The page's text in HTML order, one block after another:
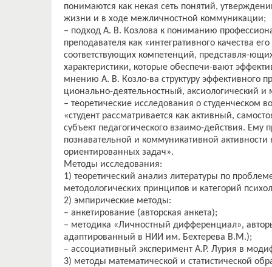
понимаются как некая сеть понятий,
жизни и в ходе межличностной коммуникации;
– подход А. В. Козлова к пониманию
преподавателя как «интегративного качества
соответствующих компетенций, представля-
характеристики, которые обеспечи-вают
мнению А. В. Козло-ва структуру эффективного
ционально-деятельностный, аксиологический
– теоретические исследования о студенческом
«студент рассматривается как активный,
субъект педагогического взаимо-действия. Ему
познавательной и коммуникативной
ориентированных задач».
Методы исследования:
1) теоретический анализ литературы по
методологических принципов и категорий
2) эмпирические методы:
– анкетирование (авторская анкета);
– методика «Личностный дифференциал»,
адаптированный в НИИ им. Бехтерева В.М.);
– ассоциативный эксперимент А.Р. Лурия в
3) методы математической и статистической